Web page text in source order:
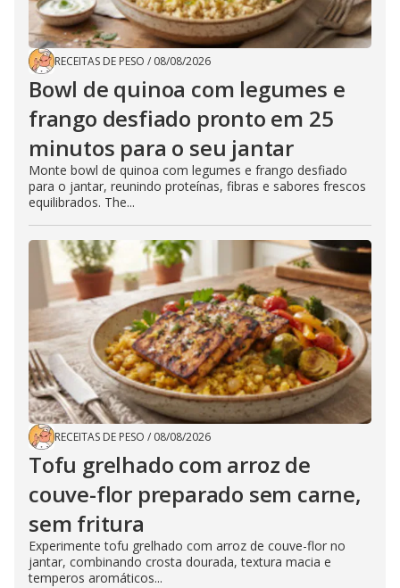
RECEITAS DE PESO / 08/08/2026
Bowl de quinoa com legumes e
frango desfiado pronto em 25
minutos para o seu jantar
Monte bowl de quinoa com legumes e frango desfiado
para o jantar, reunindo proteínas, fibras e sabores frescos
equilibrados. The...
RECEITAS DE PESO / 08/08/2026
Tofu grelhado com arroz de
couve-flor preparado sem carne,
sem fritura
Experimente tofu grelhado com arroz de couve-flor no
jantar, combinando crosta dourada, textura macia e
temperos aromáticos...